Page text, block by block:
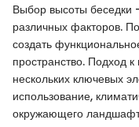
Выбор высоты беседки
различных факторов.
создать
пространство. Подход
нескольких ключевых
использование,
окружающего